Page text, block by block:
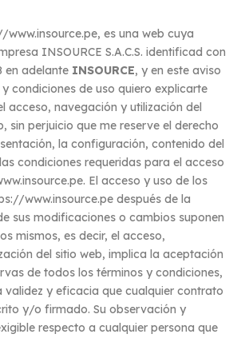
www.insource.pe, es una web cuya
INSOURCE S.A.C.S. identificad con
en adelante INSOURCE, y en este aviso
condiciones de uso quiero explicarte
acceso, navegación y utilización del
sin perjuicio que me reserve el derecho
la configuración, contenido del
condiciones requeridas para el acceso
El acceso y uso de los
www.insource.pe después de la
sus modificaciones o cambios suponen
mismos, es decir, el acceso,
del sitio web, implica la aceptación
de todos los términos y condiciones,
validez y eficacia que cualquier contrato
y/o firmado. Su observación y
respecto a cualquier persona que